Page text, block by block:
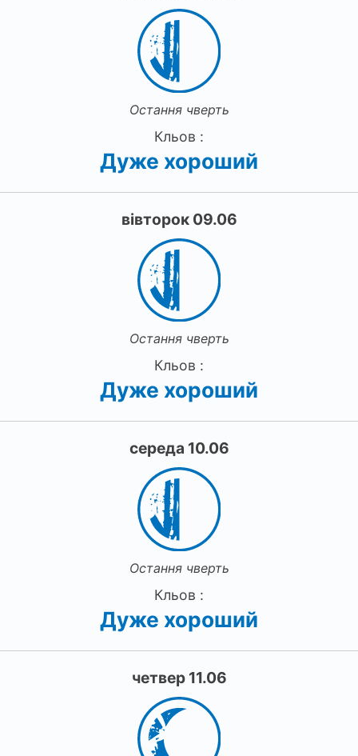
Остання чверть
Кльов :
Дуже хороший
вівторок 09.06
Остання чверть
Кльов :
Дуже хороший
середа 10.06
Остання чверть
Кльов :
Дуже хороший
четвер 11.06